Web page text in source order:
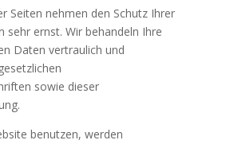
Seiten nehmen den Schutz Ihrer
sehr ernst. Wir behandeln Ihre
Daten vertraulich und
sowie dieser
benutzen, werden